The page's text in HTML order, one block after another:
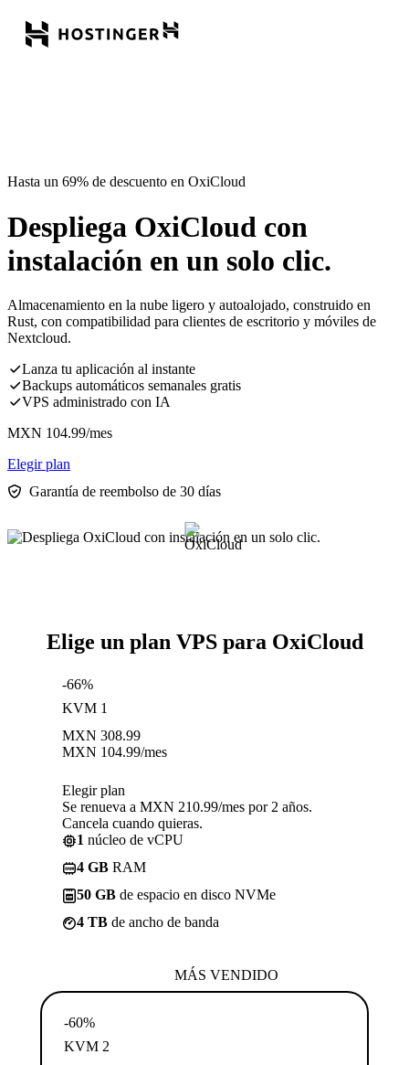
Hasta un 69% de descuento en OxiCloud
Despliega OxiCloud con
instalación en un solo clic.
Almacenamiento en la nube ligero y autoalojado, construido en
Rust, con compatibilidad para clientes de escritorio y móviles de
Nextcloud.
Lanza tu aplicación al instante
Backups automáticos semanales gratis
VPS administrado con IA
MXN 104.99/mes
Elegir plan
Garantía de reembolso de 30 días
Elige un plan VPS para OxiCloud
-66%
KVM 1
MXN 308.99
MXN 104.99/mes
Elegir plan
Se renueva a MXN 210.99/mes por 2 años.
Cancela cuando quieras.
1 núcleo de vCPU
4 GB RAM
50 GB de espacio en disco NVMe
4 TB de ancho de banda
MÁS VENDIDO
-60%
KVM 2